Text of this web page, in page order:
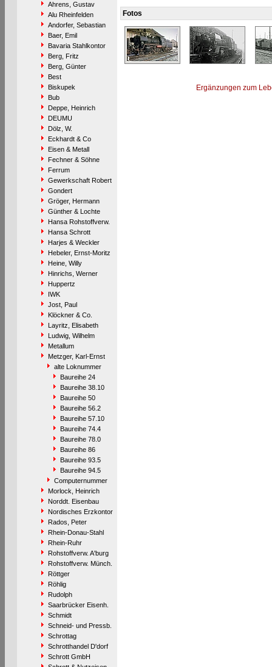
Ahrens, Gustav
Alu Rheinfelden
Andorfer, Sebastian
Baer, Emil
Bavaria Stahlkontor
Berg, Fritz
Berg, Günter
Best
Biskupek
Bub
Deppe, Heinrich
DEUMU
Dölz, W.
Eckhardt & Co
Eisen & Metall
Fechner & Söhne
Ferrum
Gewerkschaft Robert
Gondert
Gröger, Hermann
Günther & Lochte
Hansa Rohstoffverw.
Hansa Schrott
Harjes & Weckler
Hebeler, Ernst-Moritz
Heine, Willy
Hinrichs, Werner
Huppertz
IWK
Jost, Paul
Klöckner & Co.
Layritz, Elisabeth
Ludwig, Wilhelm
Metallum
Metzger, Karl-Ernst
alte Loknummer
Baureihe 24
Baureihe 38.10
Baureihe 50
Baureihe 56.2
Baureihe 57.10
Baureihe 74.4
Baureihe 78.0
Baureihe 86
Baureihe 93.5
Baureihe 94.5
Computernummer
Morlock, Heinrich
Norddt. Eisenbau
Nordisches Erzkontor
Rados, Peter
Rhein-Donau-Stahl
Rhein-Ruhr
Rohstoffverw. A'burg
Rohstoffverw. Münch.
Röttger
Röhlig
Rudolph
Saarbrücker Eisenh.
Schmidt
Schneid- und Pressb.
Schrottag
Schrotthandel D'dorf
Schrott GmbH
Fotos
Ergänzungen zum